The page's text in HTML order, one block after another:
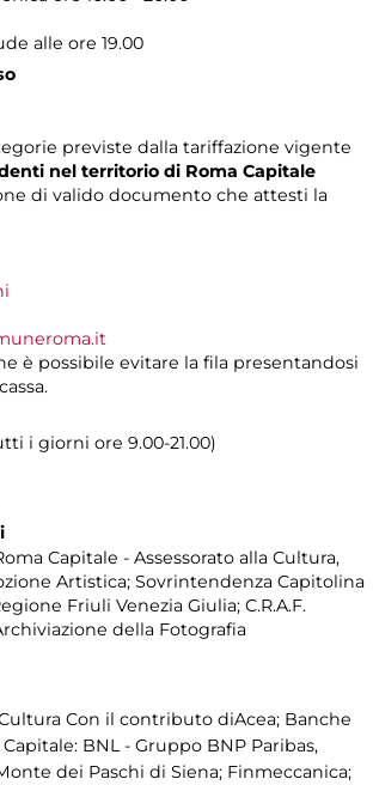
alle ore 19.00
previste dalla tariffazione vigente
nel territorio di Roma Capitale
di valido documento che attesti la
è possibile evitare la fila presentandosi
i giorni ore 9.00-21.00)
Capitale - Assessorato alla Cultura,
Artistica; Sovrintendenza Capitolina
Friuli Venezia Giulia; C.R.A.F.
della Fotografia
Con il contributo diAcea; Banche
BNL - Gruppo BNP Paribas,
dei Paschi di Siena; Finmeccanica;